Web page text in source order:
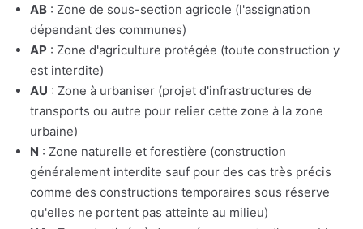
AB : Zone de sous-section agricole (l'assignation
dépendant des communes)
AP : Zone d'agriculture protégée (toute construction y
est interdite)
AU : Zone à urbaniser (projet d'infrastructures de
transports ou autre pour relier cette zone à la zone
urbaine)
N : Zone naturelle et forestière (construction
généralement interdite sauf pour des cas très précis
comme des constructions temporaires sous réserve
qu'elles ne portent pas atteinte au milieu)